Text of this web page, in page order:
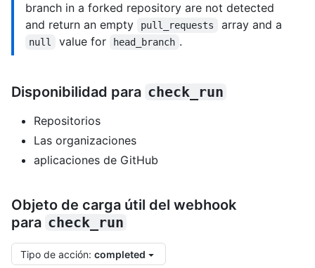
branch in a forked repository are not detected
and return an empty
pull_requests array and a
null value for head_branch .
Disponibilidad para check_run
Repositorios
Las organizaciones
aplicaciones de GitHub
Objeto de carga útil del webhook
para check_run
Tipo de acción: completed